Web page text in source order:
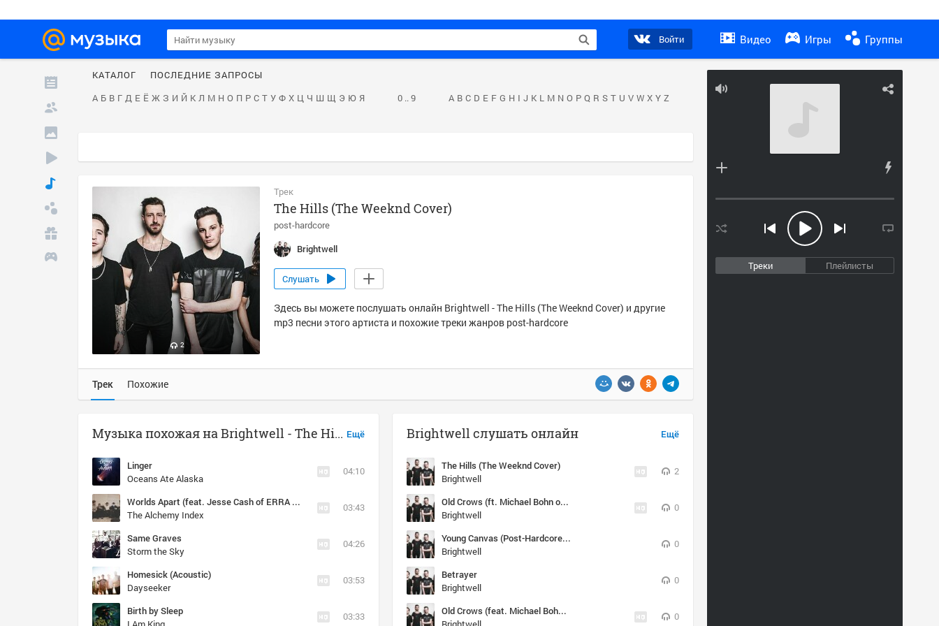
Войти Видео Игры Группы
Треки Плейлисты
КАТАЛОГ
ПОСЛЕДНИЕ ЗАПРОСЫ
А Б В Г Д Е Ё Ж З И Й К Л М Н О П Р С Т У Ф Х Ц Ч Ш Щ Э Ю Я 0 .. 9 A B C D E F G H I J K L M N O P Q R S T U V W X Y Z
2
Трек
The Hills (The Weeknd Cover)
post-hardcore
Brightwell
Слушать
Здесь вы можете послушать онлайн Brightwell - The Hills (The Weeknd Cover) и другие
mp3 песни этого артиста и похожие треки жанров post-hardcore
Трек Похожие
Ещё
Музыка похожая на Brightwell - The Hills (The Weeknd Cover)
Linger
Oceans Ate Alaska
04:10
Worlds Apart (feat. Jesse Cash of ERRA & Ghost Atlas)
The Alchemy Index
03:43
Same Graves
Storm the Sky
04:26
Homesick (Acoustic)
Dayseeker
03:53
Birth by Sleep
03:33
Ещё
Brightwell слушать онлайн
The Hills (The Weeknd Cover)
Brightwell
2
Old Crows (ft. Michael Bohn of Issues)
Brightwell
0
Young Canvas (Post-Hardcore.COM)
Brightwell
0
Betrayer
Brightwell
0
Old Crows (feat. Michael Bohn of Issues) (Post-Hardcore.COM)
0